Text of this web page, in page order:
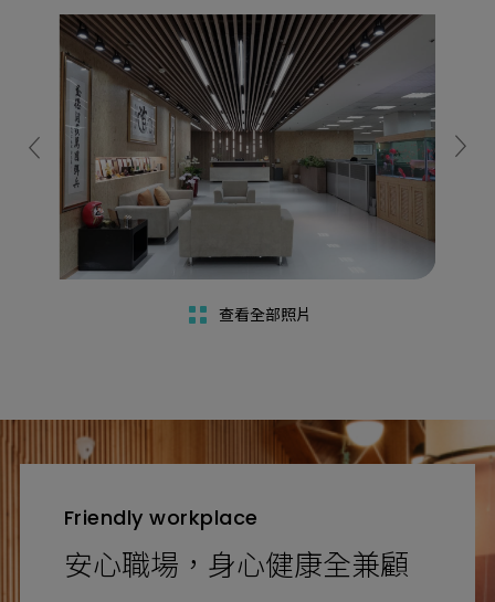
查看全部照片
Friendly workplace
安心職場，身心健康全兼顧